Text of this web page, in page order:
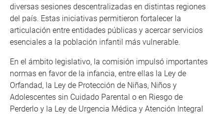
diversas sesiones descentralizadas en distintas regiones
del país. Estas iniciativas permitieron fortalecer la
articulación entre entidades públicas y acercar servicios
esenciales a la población infantil más vulnerable.
En el ámbito legislativo, la comisión impulsó importantes
normas en favor de la infancia, entre ellas la Ley de
Orfandad, la Ley de Protección de Niñas, Niños y
Adolescentes sin Cuidado Parental o en Riesgo de
Perderlo y la Ley de Urgencia Médica y Atención Integral